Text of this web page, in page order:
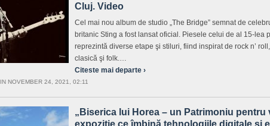
Cluj. Video
Cel mai nou album de studio „The Bridge” semnat de
britanic Sting a fost lansat oficial. Piesele celui de al 15-lea
reprezintă diverse etape şi stiluri, fiind inspirat de rock n’
clasică şi folk.…
Citeste mai departe ›
IN NOVEMBER 24, 2021, 02:11
„Biserica lui Horea – un Patrimoniu pentru
expoziție ce îmbină tehnologiile digitale și